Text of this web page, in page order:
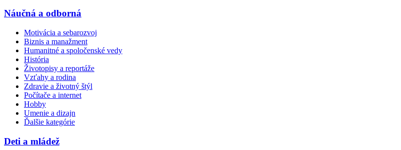
Náučná a odborná
Motivácia a sebarozvoj
Biznis a manažment
Humanitné a spoločenské vedy
História
Životopisy a reportáže
Vzťahy a rodina
Zdravie a životný štýl
Počítače a internet
Hobby
Umenie a dizajn
Ďalšie kategórie
Deti a mládež